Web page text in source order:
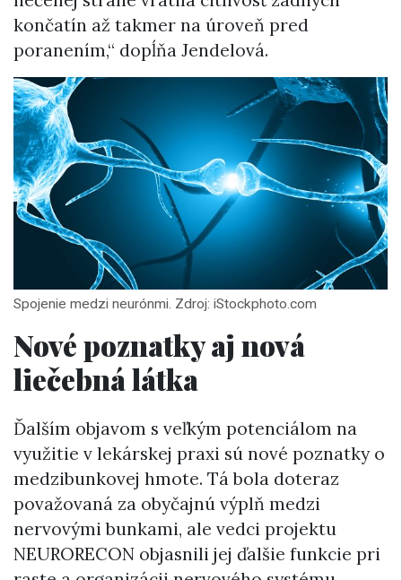
končatín až takmer na úroveň pred
poranením,“ dopĺňa Jendelová.
Spojenie medzi neurónmi. Zdroj: iStockphoto.com
Nové poznatky aj nová
liečebná látka
Ďalším objavom s veľkým potenciálom na
využitie v lekárskej praxi sú nové poznatky o
medzibunkovej hmote. Tá bola doteraz
považovaná za obyčajnú výplň medzi
nervovými bunkami, ale vedci projektu
NEURORECON objasnili jej ďalšie funkcie pri